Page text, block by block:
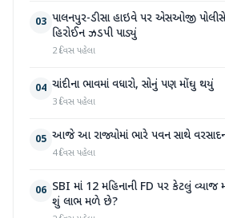
03 પાલનપુર-ડીસા હાઇવે પર એસઓજી પોલીસે
હિરોઈન ઝડપી પાડ્યું
2 દિવસ પહેલા
04 ચાંદીના ભાવમાં વધારો, સોનું પણ મોંઘુ થયું
3 દિવસ પહેલા
05 આજે આ રાજ્યોમાં ભારે પવન સાથે
4 દિવસ પહેલા
06 SBI માં 12 મહિનાની FD પર કેટલું વ્યાજ
શું લાભ મળે છે?